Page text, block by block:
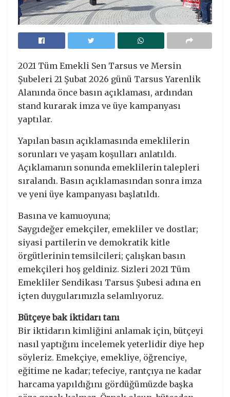
2021 Tüm Emekli Sen Tarsus ve Mersin
Şubeleri 21 Şubat 2026 günü Tarsus Yarenlik
Alanında önce basın açıklaması, ardından
stand kurarak imza ve üye kampanyası
yaptılar.
Yapılan basın açıklamasında emeklilerin
sorunları ve yaşam koşulları anlatıldı.
Açıklamanın sonunda emeklilerin talepleri
sıralandı. Basın açıklamasından sonra imza
ve yeni üye kampanyası başlatıldı.
Basına ve kamuoyuna;
Saygıdeğer emekçiler, emekliler ve dostlar;
siyasi partilerin ve demokratik kitle
örgütlerinin temsilcileri; çalışkan basın
emekçileri hoş geldiniz. Sizleri 2021 Tüm
Emekliler Sendikası Tarsus Şubesi adına en
içten duygularımızla selamlıyoruz.
Bütçeye bak iktidarı tanı
Bir iktidarın kimliğini anlamak için, bütçeyi
nasıl yaptığını incelemek yeterlidir diye hep
söyleriz. Emekçiye, emekliye, öğrenciye,
eğitime ne kadar; tefeciye, rantçıya ne kadar
harcama yapıldığını gördüğümüzde başka